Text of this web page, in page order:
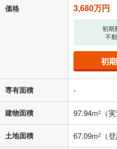
上、ご自身での入力をお願いいたし
る値は、実際の金融機関等におけ
の金融機関等における貸出金利を
済方法「元利均等返済」にて算出
適用した場合の計算結果を表示し
その他月額費用や、初期費用がか
借り入れの際は各金融機関等に、
す。
条件によってお借り入れができない
不動産会社に購
閉
価格 3,680万円
初期
不
初
専有面積 -
建物面積 97.94m2 （
土地面積 67.09m2 （